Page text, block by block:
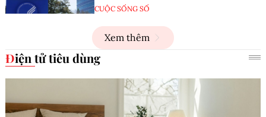
CUỘC SỐNG SỐ
Xem thêm
Điện tử tiêu dùng